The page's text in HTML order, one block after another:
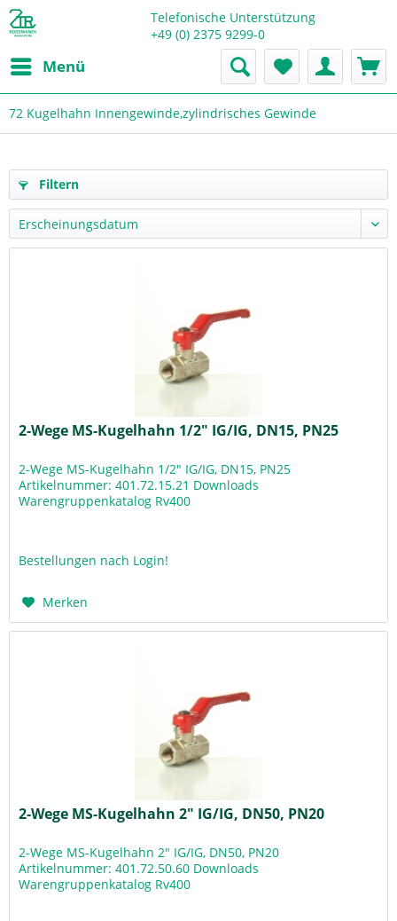
Telefonische Unterstützung
+49 (0) 2375 9299-0
Menü
72 Kugelhahn Innengewinde,zylindrisches Gewinde
Filtern
2-Wege MS-Kugelhahn 1/2" IG/IG, DN15, PN25
2-Wege MS-Kugelhahn 1/2" IG/IG, DN15, PN25
Artikelnummer: 401.72.15.21 Downloads
Warengruppenkatalog Rv400
Bestellungen nach Login!
Merken
2-Wege MS-Kugelhahn 2" IG/IG, DN50, PN20
2-Wege MS-Kugelhahn 2" IG/IG, DN50, PN20
Artikelnummer: 401.72.50.60 Downloads
Warengruppenkatalog Rv400